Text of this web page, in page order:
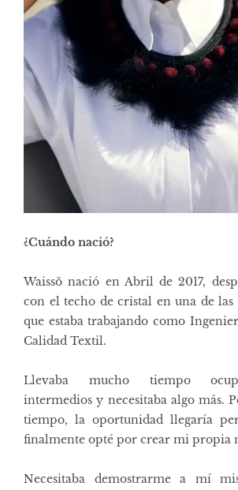
¿Cuándo nació?
Waissö nació en Abril de 2017,
con el techo de cristal en una de las
que estaba trabajando como
Calidad Textil.
Llevaba mucho tiempo
intermedios y necesitaba algo más.
tiempo, la oportunidad llegaría
finalmente opté por crear mi propia
Necesitaba demostrarme a mí